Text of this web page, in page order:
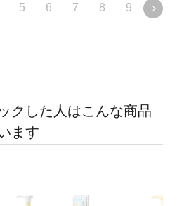
5 6 7 8 9 10
クした人はこんな商品
ます